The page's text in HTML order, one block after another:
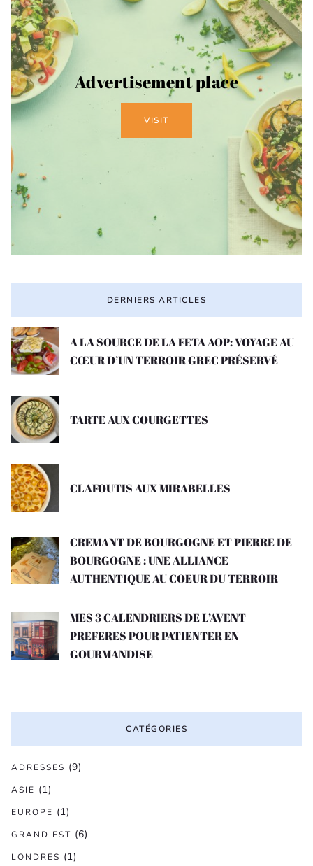
Advertisement place
VISIT
DERNIERS ARTICLES
A LA SOURCE DE LA FETA AOP: VOYAGE AU
CŒUR D’UN TERROIR GREC PRÉSERVÉ
TARTE AUX COURGETTES
CLAFOUTIS AUX MIRABELLES
CREMANT DE BOURGOGNE ET PIERRE DE
BOURGOGNE : UNE ALLIANCE
AUTHENTIQUE AU COEUR DU TERROIR
MES 3 CALENDRIERS DE L’AVENT
PREFERES POUR PATIENTER EN
GOURMANDISE
CATÉGORIES
ADRESSES (9)
ASIE (1)
EUROPE (1)
GRAND EST (6)
LONDRES (1)